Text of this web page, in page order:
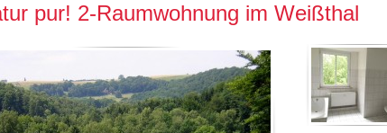
pur! 2-Raumwohnung im Weißthal